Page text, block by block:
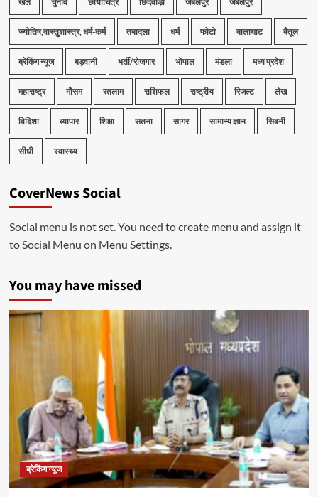
ज्योतिष,वास्तुशास्त्र, धर्म-कर्म तबादला धर्म फोटो बालाघाट बैतूल
ब्रेकिंग न्यूज बड़वानी भर्ती/रोजगार भोपाल मंडला मध्य प्रदेश
महाराष्ट्र मौसम रतलाम राशिफल राष्ट्रीय रिजल्ट लेख
विदिशा व्यापार शिक्षा सतना सागर सामान्य ज्ञान सिवनी
सीधी स्वास्थ्य
CoverNews Social
Social menu is not set. You need to create menu and assign it
to Social Menu on Menu Settings.
You may have missed
ब्रेकिंग न्यूज